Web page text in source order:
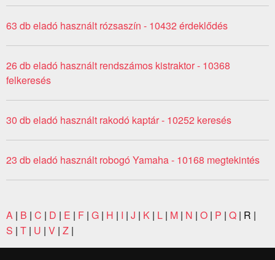
63 db eladó használt rózsaszín - 10432 érdeklődés
26 db eladó használt rendszámos kistraktor - 10368
felkeresés
30 db eladó használt rakodó kaptár - 10252 keresés
23 db eladó használt robogó Yamaha - 10168 megtekintés
A | B | C | D | E | F | G | H | I | J | K | L | M | N | O | P | Q | R |
S | T | U | V | Z |